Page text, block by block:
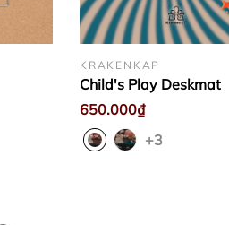
KRAKENKAP
Child's Play Deskmat
650.000₫
+3